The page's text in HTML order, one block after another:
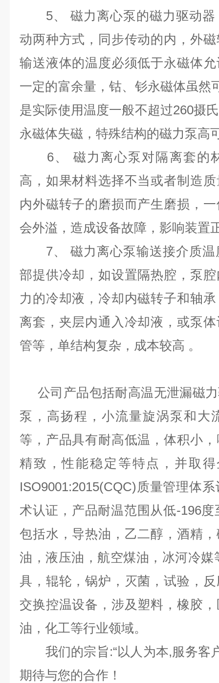
5、 磁力离心泵的磁力驱动器
动两种方式，同步传动的内，外
输送液体的温度必须低于永磁体
一定的富余量，钴、钐永磁体虽然
是实际使用温度一般不超过260摄
永磁体失磁，特殊结构的磁力泵高
6、 磁力离心泵对隔离套的
高，如果材料选择不当或者制造
内外磁转子的磨损而产生磨损，
会外溢，造成设备故障，影响装置
7、 磁力离心泵输送接介质温
部提供冷却，如设置隔热腔，泵
力的冷却液，冷却内磁转子和轴
离套，夹层内通入冷却液，或泵
管等，单结构复杂，成本较高 。
公司产品包括耐高温无泄漏磁
泵，高扬程，小流量旋涡泵和大
等，产品具有耐高低温，体积小
精致，性能稳定等特点，并取
ISO9001:2015(CQC)质量管理体
术认证，产品耐温范围从低-196
包括水，导热油，乙二醇，酒精
油，液压油，航空煤油，冰河冷
具，辊轮，锅炉，灭菌，试验，
交换控温设备，涉及塑料，橡胶
油，化工等行业领域。
我们的宗旨:“以人为本,服务客
期待与您的合作！